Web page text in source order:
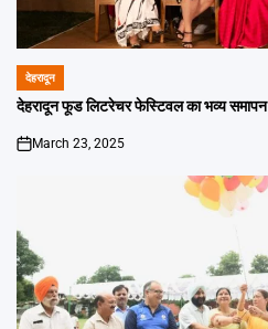
POSTED
IN
देहरादून
देहरादून फूड लिटरेचर फेस्टिवल का भव्य समापन
on
March 23, 2025